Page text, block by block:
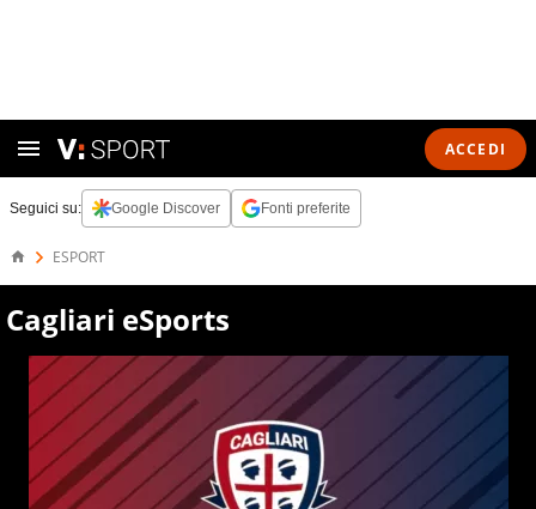
ACCEDI
Seguici su: Google Discover Fonti preferite
ESPORT
Cagliari eSports